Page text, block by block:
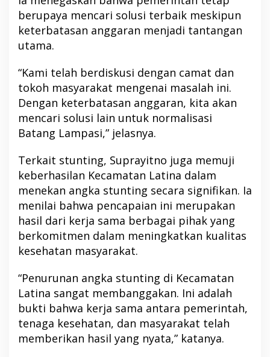
berupaya mencari solusi terbaik meskipun
keterbatasan anggaran menjadi tantangan
utama.
“Kami telah berdiskusi dengan camat dan
tokoh masyarakat mengenai masalah ini.
Dengan keterbatasan anggaran, kita akan
mencari solusi lain untuk normalisasi
Batang Lampasi,” jelasnya.
Terkait stunting, Suprayitno juga memuji
keberhasilan Kecamatan Latina dalam
menekan angka stunting secara signifikan. Ia
menilai bahwa pencapaian ini merupakan
hasil dari kerja sama berbagai pihak yang
berkomitmen dalam meningkatkan kualitas
kesehatan masyarakat.
“Penurunan angka stunting di Kecamatan
Latina sangat membanggakan. Ini adalah
bukti bahwa kerja sama antara pemerintah,
tenaga kesehatan, dan masyarakat telah
memberikan hasil yang nyata,” katanya.